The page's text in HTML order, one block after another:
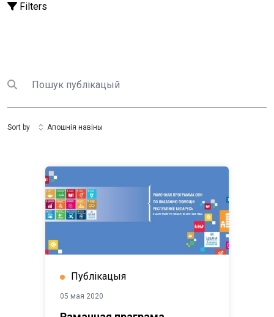
Filters
Submit search
Пошук
Sort by Апошнія навіны
Публікацыя
05 мая 2020